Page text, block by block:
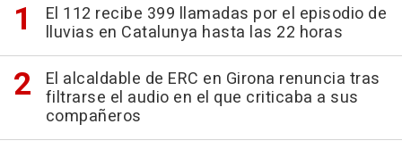
El 112 recibe 399 llamadas por el episodio de
lluvias en Catalunya hasta las 22 horas
El alcaldable de ERC en Girona renuncia tras
filtrarse el audio en el que criticaba a sus
compañeros